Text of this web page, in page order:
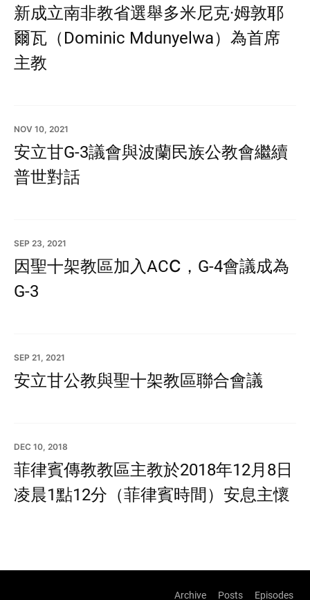
新成立南非教省選舉多米尼克·姆敦耶
爾瓦（Dominic Mdunyelwa）為首席
主教
NOV 10, 2021
安立甘G-3議會與波蘭民族公教會繼續
普世對話
SEP 23, 2021
因聖十架教區加入ACC，G-4會議成為
G-3
SEP 21, 2021
安立甘公教與聖十架教區聯合會議
DEC 10, 2018
菲律賓傳教教區主教於2018年12月8日
凌晨1點12分（菲律賓時間）安息主懷
Archive Posts Episodes